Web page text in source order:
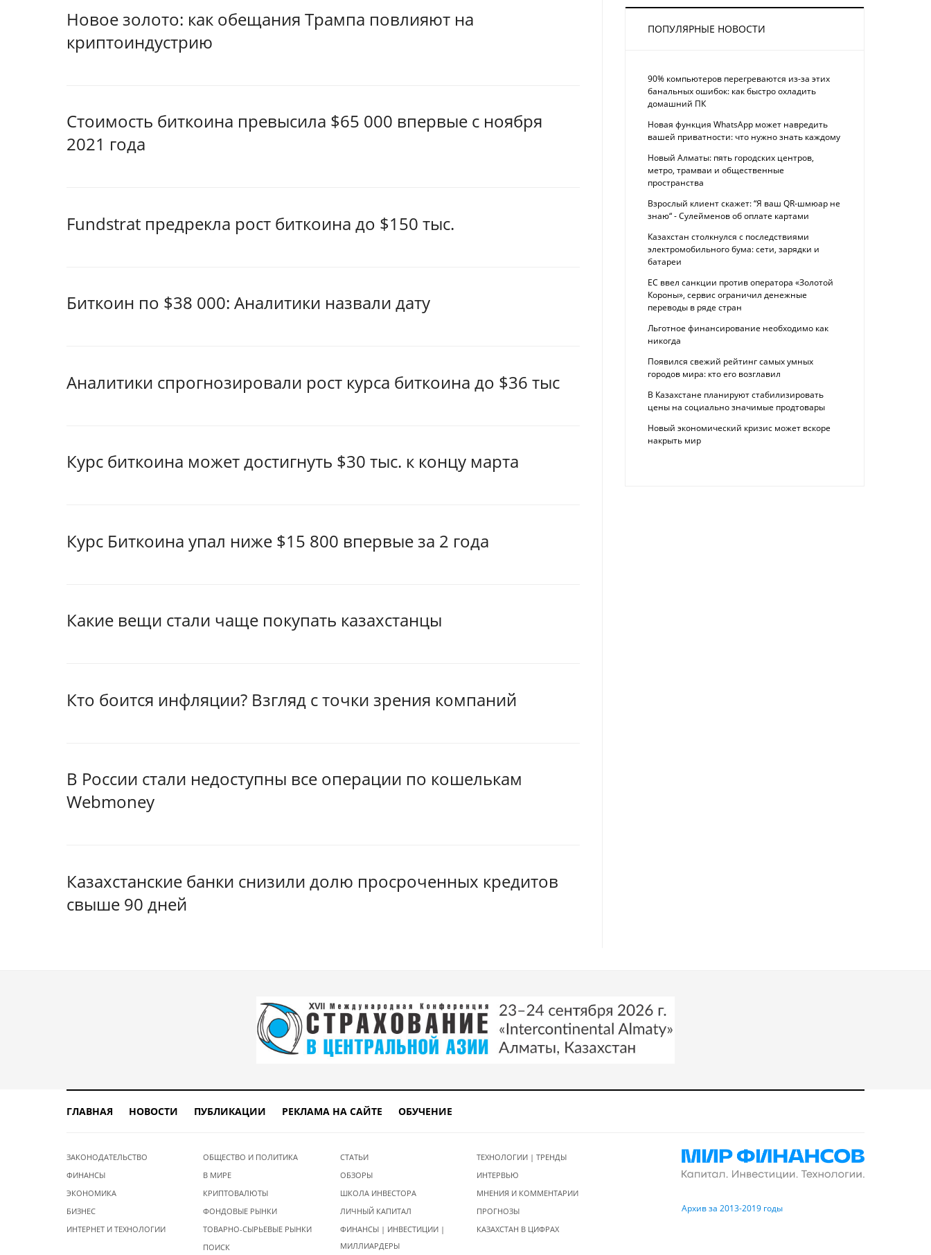
Новое золото: как обещания Трампа повлияют на
криптоиндустрию
Стоимость биткоина превысила $65 000 впервые с ноября
2021 года
Fundstrat предрекла рост биткоина до $150 тыс.
Биткоин по $38 000: Аналитики назвали дату
Аналитики спрогнозировали рост курса биткоина до $36 тыс
Курс биткоина может достигнуть $30 тыс. к концу марта
Курс Биткоина упал ниже $15 800 впервые за 2 года
Какие вещи стали чаще покупать казахстанцы
Кто боится инфляции? Взгляд с точки зрения компаний
В России стали недоступны все операции по кошелькам
Webmoney
Казахстанские банки снизили долю просроченных кредитов
свыше 90 дней
ПОПУЛЯРНЫЕ НОВОСТИ
90% компьютеров перегреваются из-за этих
банальных ошибок: как быстро охладить
домашний ПК
Новая функция WhatsApp может навредить
вашей приватности: что нужно знать каждому
Новый Алматы: пять городских центров,
метро, трамваи и общественные
пространства
Взрослый клиент скажет: “Я ваш QR-шмюар не
знаю“ - Сулейменов об оплате картами
Казахстан столкнулся с последствиями
электромобильного бума: сети, зарядки и
батареи
ЕС ввел санкции против оператора «Золотой
Короны», сервис ограничил денежные
переводы в ряде стран
Льготное финансирование необходимо как
никогда
Появился свежий рейтинг самых умных
городов мира: кто его возглавил
В Казахстане планируют стабилизировать
цены на социально значимые продтовары
Новый экономический кризис может вскоре
накрыть мир
ГЛАВНАЯ НОВОСТИ ПУБЛИКАЦИИ РЕКЛАМА НА САЙТЕ ОБУЧЕНИЕ
ЗАКОНОДАТЕЛЬСТВО
ФИНАНСЫ
ЭКОНОМИКА
БИЗНЕС
ИНТЕРНЕТ И ТЕХНОЛОГИИ
ОБЩЕСТВО И ПОЛИТИКА
В МИРЕ
КРИПТОВАЛЮТЫ
ФОНДОВЫЕ РЫНКИ
ТОВАРНО-СЫРЬЕВЫЕ РЫНКИ
ПОИСК
СТАТЬИ
ОБЗОРЫ
ШКОЛА ИНВЕСТОРА
ЛИЧНЫЙ КАПИТАЛ
ФИНАНСЫ | ИНВЕСТИЦИИ |
МИЛЛИАРДЕРЫ
ТЕХНОЛОГИИ | ТРЕНДЫ
ИНТЕРВЬЮ
МНЕНИЯ И КОММЕНТАРИИ
ПРОГНОЗЫ
КАЗАХСТАН В ЦИФРАХ
Архив за 2013-2019 годы